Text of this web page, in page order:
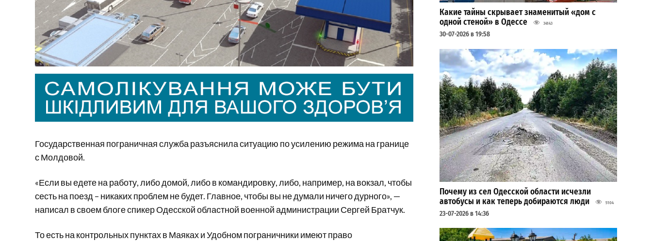
Государственная пограничная служба разъяснила ситуацию по усилению режима на границе
с Молдовой.
«Если вы едете на работу, либо домой, либо в командировку, либо, например, на вокзал, чтобы
сесть на поезд – никаких проблем не будет. Главное, чтобы вы не думали ничего дурного», —
написал в своем блоге спикер Одесской областной военной администрации Сергей Братчук.
То есть на контрольных пунктах в Маяках и Удобном пограничники имеют право
Какие тайны скрывает знаменитый «дом с
одной стеной» в Одессе
34143
30-07-2026 в 19:58
Почему из сел Одесской области исчезли
автобусы и как теперь добираются люди
5104
23-07-2026 в 14:36